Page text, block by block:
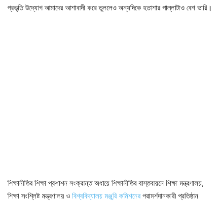
প্রভৃতি উদ্যোগ আমাদের আশাবাদী করে তুললেও অন্যদিকে হতাশার পাল্লাটাও বেশ ভারি।
শিক্ষানীতির শিক্ষা প্রশাশন সংক্রান্ত অধায়ে শিক্ষানীতির বাস্তবায়নে শিক্ষা মন্ত্রণালয়,
শিক্ষা সংশ্লিষ্ট মন্ত্রণালয় ও বিশ্ববিদ্যালয় মঞ্জুরি কমিশনের পরামর্শদানকারী প্রতিষ্ঠান